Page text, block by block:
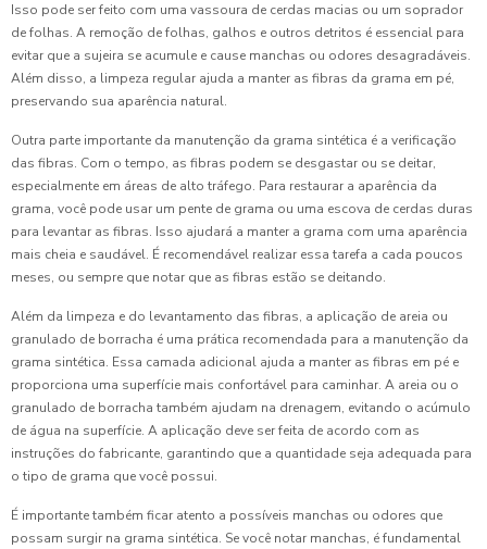
Isso pode ser feito com uma vassoura de cerdas macias ou um soprador
de folhas. A remoção de folhas, galhos e outros detritos é essencial para
evitar que a sujeira se acumule e cause manchas ou odores desagradáveis.
Além disso, a limpeza regular ajuda a manter as fibras da grama em pé,
preservando sua aparência natural.
Outra parte importante da manutenção da grama sintética é a verificação
das fibras. Com o tempo, as fibras podem se desgastar ou se deitar,
especialmente em áreas de alto tráfego. Para restaurar a aparência da
grama, você pode usar um pente de grama ou uma escova de cerdas duras
para levantar as fibras. Isso ajudará a manter a grama com uma aparência
mais cheia e saudável. É recomendável realizar essa tarefa a cada poucos
meses, ou sempre que notar que as fibras estão se deitando.
Além da limpeza e do levantamento das fibras, a aplicação de areia ou
granulado de borracha é uma prática recomendada para a manutenção da
grama sintética. Essa camada adicional ajuda a manter as fibras em pé e
proporciona uma superfície mais confortável para caminhar. A areia ou o
granulado de borracha também ajudam na drenagem, evitando o acúmulo
de água na superfície. A aplicação deve ser feita de acordo com as
instruções do fabricante, garantindo que a quantidade seja adequada para
o tipo de grama que você possui.
É importante também ficar atento a possíveis manchas ou odores que
possam surgir na grama sintética. Se você notar manchas, é fundamental